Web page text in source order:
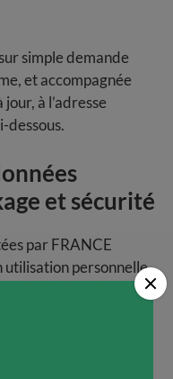
simple demande
et accompagnée
à l’adresse
dessous.
et sécurité
par FRANCE
utilisation personnelle.
être traitées, le cas
à des fins de
et prestataire
de votre